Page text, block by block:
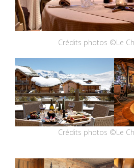
Crédits photos ©Le
Crédits photos ©Le